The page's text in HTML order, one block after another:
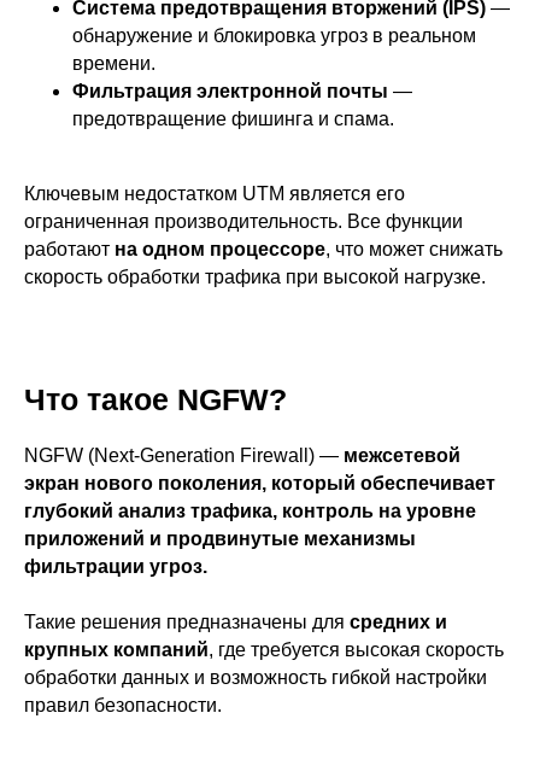
Система предотвращения вторжений (IPS) —
обнаружение и блокировка угроз в реальном
времени.
Фильтрация электронной почты —
предотвращение фишинга и спама.
Ключевым недостатком UTM является его
ограниченная производительность. Все функции
работают на одном процессоре, что может снижать
скорость обработки трафика при высокой нагрузке.
Что такое NGFW?
NGFW (Next-Generation Firewall) — межсетевой
экран нового поколения, который обеспечивает
глубокий анализ трафика, контроль на уровне
приложений и продвинутые механизмы
фильтрации угроз.
Такие решения предназначены для средних и
крупных компаний, где требуется высокая скорость
обработки данных и возможность гибкой настройки
правил безопасности.